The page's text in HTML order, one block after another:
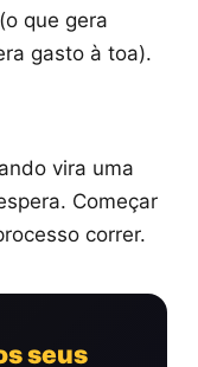
que gera
gasto à toa).
vira uma
Começar
correr.
seus